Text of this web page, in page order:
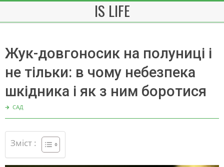
IS LIFE
Жук-довгоносик на полуниці і
не тільки: в чому небезпека
шкідника і як з ним боротися
🡲 САД
Зміст :